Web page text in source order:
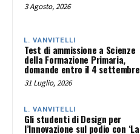
3 Agosto, 2026
L. VANVITELLI
Test di ammissione a Scienze
della Formazione Primaria,
domande entro il 4 settembre
31 Luglio, 2026
L. VANVITELLI
Gli studenti di Design per
l’Innovazione sul podio con ‘La